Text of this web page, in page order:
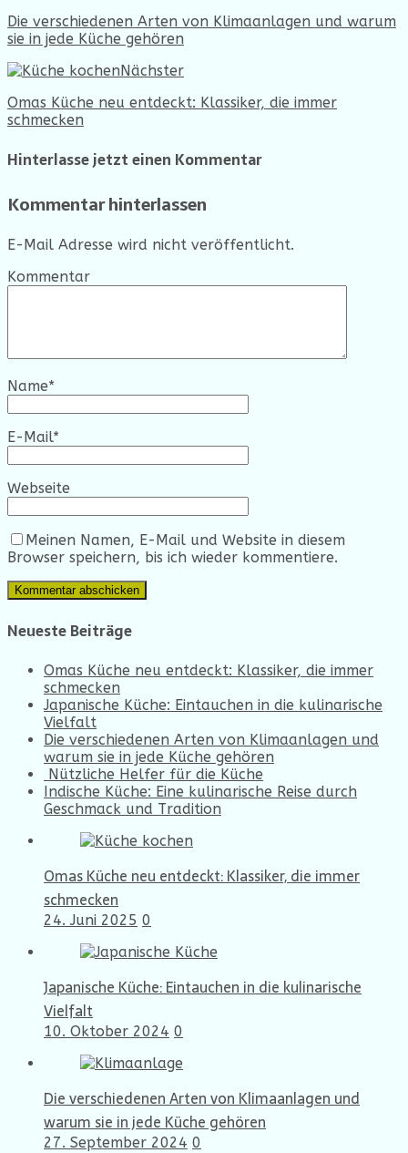
Die verschiedenen Arten von Klimaanlagen und warum
sie in jede Küche gehören
Nächster
Omas Küche neu entdeckt: Klassiker, die immer
schmecken
Hinterlasse jetzt einen Kommentar
Kommentar hinterlassen
E-Mail Adresse wird nicht veröffentlicht.
Kommentar
Name*
E-Mail*
Webseite
Meinen Namen, E-Mail und Website in diesem
Browser speichern, bis ich wieder kommentiere.
Neueste Beiträge
Omas Küche neu entdeckt: Klassiker, die immer
schmecken
Japanische Küche: Eintauchen in die kulinarische
Vielfalt
Die verschiedenen Arten von Klimaanlagen und
warum sie in jede Küche gehören
Nützliche Helfer für die Küche
Indische Küche: Eine kulinarische Reise durch
Geschmack und Tradition
Omas Küche neu entdeckt: Klassiker, die immer
schmecken
24. Juni 2025 0
Japanische Küche: Eintauchen in die kulinarische
Vielfalt
10. Oktober 2024 0
Die verschiedenen Arten von Klimaanlagen und
warum sie in jede Küche gehören
27. September 2024 0